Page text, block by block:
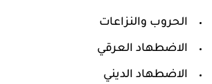
الحروب والنزاعات
الاضطهاد العرقي
الاضطهاد الديني